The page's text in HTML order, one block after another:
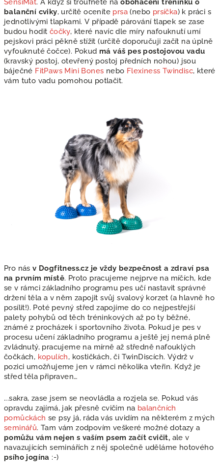
SensiMat. A když si troufnete naobohacení tréninku o
balanční cviky, určitě oceníte prsa (nebo prsíčka) k práci s
jednotlivými tlapkami. V případě párování tlapek se zase
budou hodit čočky, které navíc dle míry nafouknutí umí
pejskovi práci pěkně stížit (určitě doporučuji začít na úplně
vyfouknuté čočce). Pokud má váš pes postojovou vadu
(kravský postoj, otevřený postoj předních nohou) jsou
báječné FitPaws Mini Bones nebo Flexiness Twindisc, které
vám tuto vadu pomohou potlačit.
Pro násv Dogfitness.cz je vždy bezpečnost a zdraví psa
na prvním místě. Proto pracujeme nejprve na míčích, kde
se v rámci základního programu pes učí nastavit správné
držení těla a v něm zapojit svůj svalový korzet (a hlavně ho
posílit!). Poté pevný střed zapojíme do co nejpestřejší
palety pohybů od těch tréninkových až po ty běžné,
známé z procházek i sportovního života. Pokud je pes v
procesu učení základního programu a ještě jej nemá plně
zvládnutý, pracujeme na mírně až středně nafouklých
čočkách, kopulích, kostičkách, či TwinDiscích. Výdrž v
pozici umožňujeme jen v rámci několika vteřin. Když je
střed těla připraven…
...sakra, zase jsem se neovládla a rozjela se. Pokud vás
opravdu zajímá, jak přesně cvičím na balančních
pomůckách se psy já, ráda vás uvidím na některém z mých
seminářů. Tam vám zodpovím veškeré možné dotazy a
pomůžu vám nejen s vaším psem začít cvičit, ale v
navazujících seminářích z něj společně uděláme hotového
psího jogína :-)